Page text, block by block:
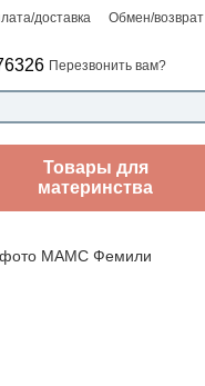
доставка Обмен/возврат
Перезвонить вам?
Товары для
материнства